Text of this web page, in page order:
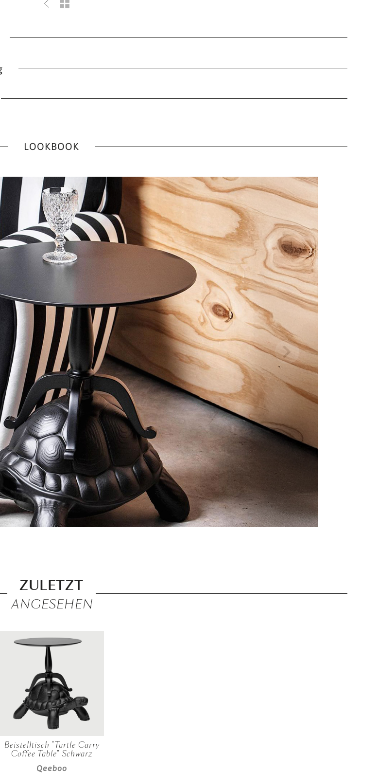
LOOKBOOK
ZULETZT
ANGESEHEN
Beistelltisch "Turtle Carry
Coffee Table" Schwarz
Qeeboo